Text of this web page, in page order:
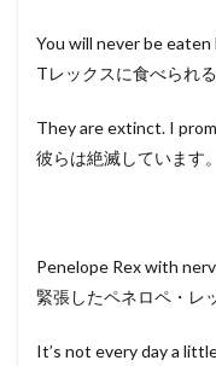
You will never be eaten
Tレックスに食べられ
They are extinct. I
彼らは絶滅しています
Penelope Rex with
緊張したペネロペ・レ
It’s not every day a